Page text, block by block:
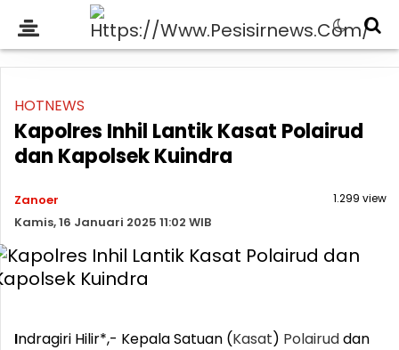
HOTNEWS
Kapolres Inhil Lantik Kasat Polairud
dan Kapolsek Kuindra
Zanoer
Kamis, 16 Januari 2025 11:02 WIB
1.299 view
Indragiri Hilir*,- Kepala Satuan (Kasat) Polairuddan